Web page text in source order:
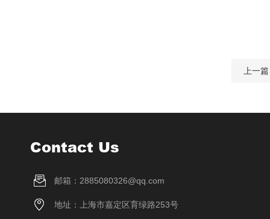
上一
Contact Us
邮箱：2885080326@qq.com
地址：上海市嘉定区育绿路253号